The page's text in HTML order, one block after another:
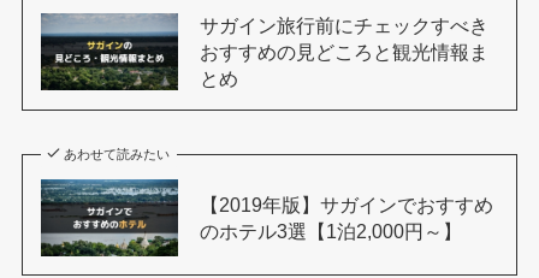
サガイン旅行前にチェックすべき
おすすめの見どころと観光情報ま
とめ
あわせて読みたい
【2019年版】サガインでおすすめ
のホテル3選【1泊2,000円～】